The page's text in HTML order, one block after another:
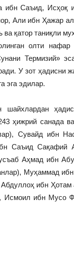
Саъид, Исҳоқ
Али ибн Ҳажар
қатор таниқли
олти нафар
Термизий»
У зот ҳадисни
эга эдилар.
шайхлардан
ҳижрий санада
Сувайд ибн
Саъид
Аҳмад ибн
Муҳаммад
ибн
Исмоил ибн Мусо